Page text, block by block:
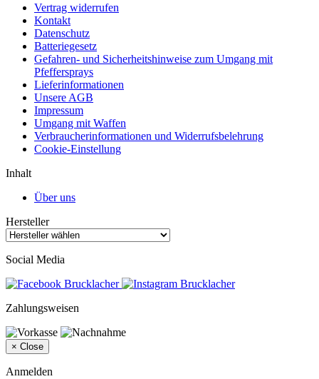
Vertrag widerrufen
Kontakt
Datenschutz
Batteriegesetz
Gefahren- und Sicherheitshinweise zum Umgang mit
Pfeffersprays
Lieferinformationen
Unsere AGB
Impressum
Umgang mit Waffen
Verbraucherinformationen und Widerrufsbelehrung
Cookie-Einstellung
Inhalt
Über uns
Hersteller
Social Media
Zahlungsweisen
× Close
Anmelden